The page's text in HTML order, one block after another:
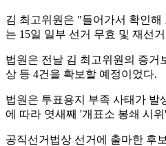
김 최고위원은 "들어가서 확인
는 15일 일부 선거 무효 및 재선
법원은 전날 김 최고위원의 증거
상 등 4건을 확보할 예정이었다.
법원은 투표용지 부족 사태가 발
에 따라 엿새째 '개표소 봉쇄 시
공직선거법상 선거에 출마한 후